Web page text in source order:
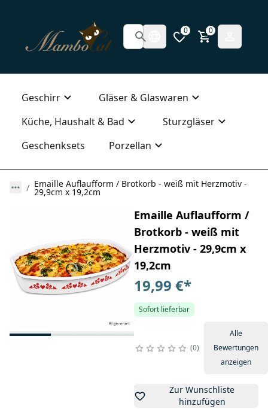
0 0
Geschirr
Gläser & Glaswaren
Küche, Haushalt & Bad
Sturzgläser
Geschenksets
Porzellan
Emaille Auflaufform / Brotkorb - weiß mit Herzmotiv -
29,9cm x 19,2cm
Emaille Auflaufform /
Brotkorb - weiß mit
Herzmotiv - 29,9cm x
19,2cm
19,99 €*
Sofort lieferbar
0
Alle
Bewertungen
anzeigen
Zur Wunschliste
hinzufügen